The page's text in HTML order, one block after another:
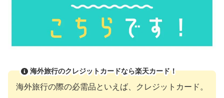
海外旅行のクレジットカードなら楽天カード！
海外旅行の際の必需品といえば、クレジットカード。